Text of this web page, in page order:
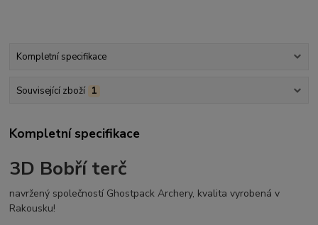
Kompletní specifikace
Související zboží 1
Kompletní specifikace
3D Bobří terč
navržený společností Ghostpack Archery, kvalita vyrobená v
Rakousku!